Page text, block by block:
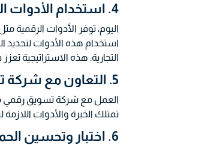
4. استخدام الأدوات الرقمية لتحديد الجمهور
اليوم، توفر الأدوات
استخدام هذه الأدوات لتحديد
التجارية. هذه الاستراتيجية
5. التعاون مع شركة تسويق رقمي
العمل مع شركة تسويق رقمي
تمتلك الخبرة والأدوات
6. اختبار وتحسين الحملات